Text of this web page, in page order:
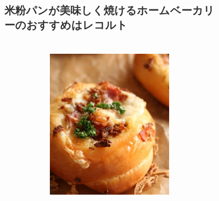
米粉パンが美味しく焼けるホームベーカリ
ーのおすすめはレコルト